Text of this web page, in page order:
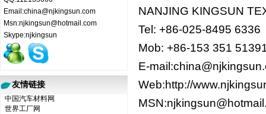
Email:china@njkingsun.com
Msn:njkingsun@hotmail.com
Skype:njkingsun
友情链接
中国汽车材料网
世界工厂网
NANJING KINGSUN
Tel: +86-025-8495 6336
Mob: +86-153 351
E-
Web:http://